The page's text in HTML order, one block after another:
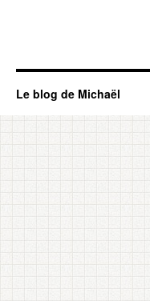
Le blog de Michaël